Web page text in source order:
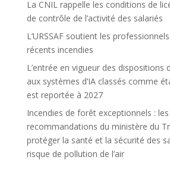
La CNIL rappelle les conditions de
de contrôle de l’activité des salariés
L’URSSAF soutient les
récents incendies
L’entrée en vigueur des dispositions
aux systèmes d’IA classés comme
est reportée à 2027
Incendies de forêt exceptionnels : les
recommandations du ministère du
protéger la santé et la sécurité des
risque de pollution de l’air